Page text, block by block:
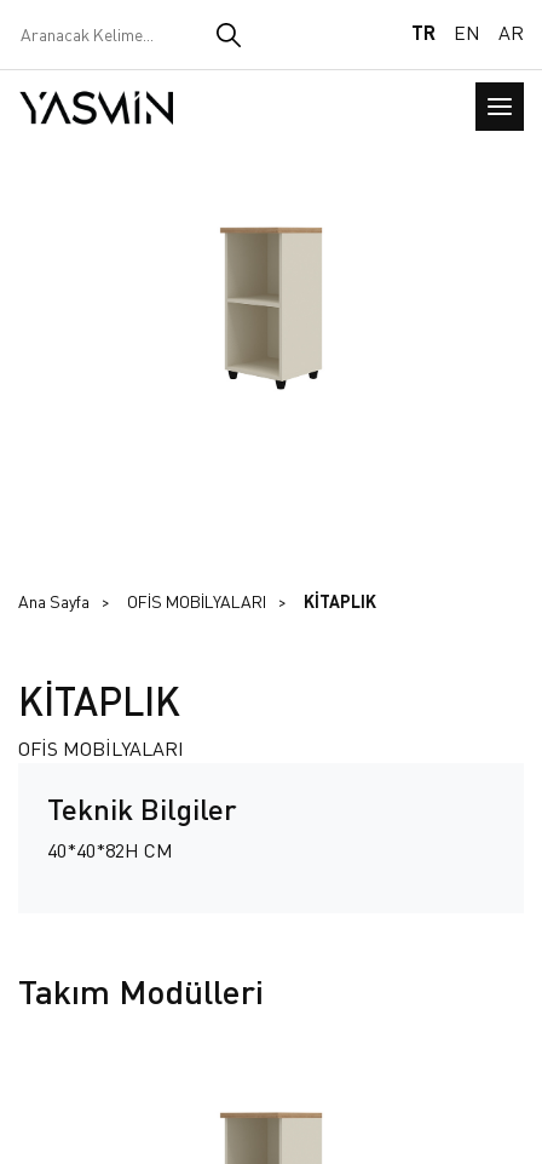
TR EN AR
Ana Sayfa OFİS MOBİLYALARI KİTAPLIK
KİTAPLIK
OFİS MOBİLYALARI
Teknik Bilgiler
40*40*82H CM
Takım Modülleri